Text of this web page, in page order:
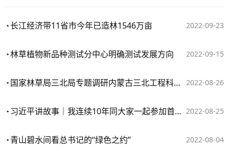
2022-09-23
长江经济带11省市今年已造林1546万亩
2022-09-15
林草植物新品种测试分中心明确测试发展方向
2022-08-26
国家林草局三北局专题调研内蒙古三北工程科学绿化等工作
2022-08-25
习近平讲故事｜我连续10年同大家一起参加首都义务植树
2022-08-04
青山碧水间看总书记的“绿色之约”